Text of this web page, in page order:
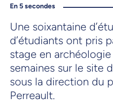
En 5 secondes
Une soixantaine
d’étudiants ont pris
stage en
semaines sur le site
sous la direction du
Perreault.